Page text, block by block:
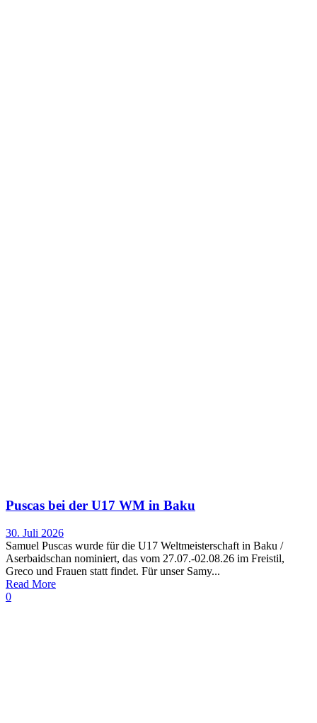
Puscas bei der U17 WM in Baku
30. Juli 2026
Samuel Puscas wurde für die U17 Weltmeisterschaft in Baku /
Aserbaidschan nominiert, das vom 27.07.-02.08.26 im Freistil,
Greco und Frauen statt findet. Für unser Samy...
Read More
0